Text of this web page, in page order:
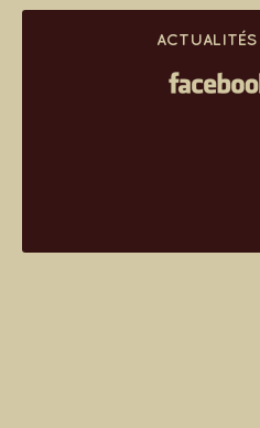
ACTUALITÉS